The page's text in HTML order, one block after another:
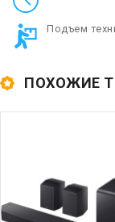
Подъем
ПОХОЖИЕ